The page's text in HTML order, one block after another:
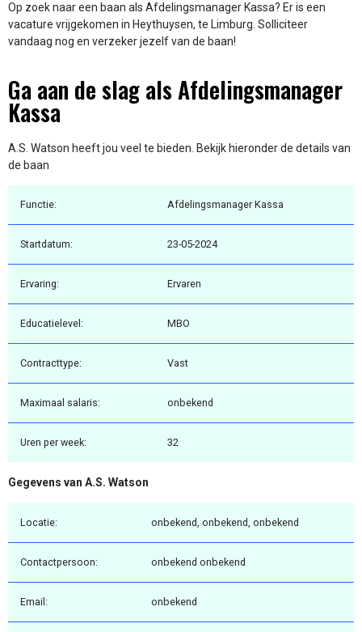
Op zoek naar een baan als Afdelingsmanager Kassa? Er is een
vacature vrijgekomen in Heythuysen, te Limburg. Solliciteer
vandaag nog en verzeker jezelf van de baan!
Ga aan de slag als Afdelingsmanager
Kassa
A.S. Watson heeft jou veel te bieden. Bekijk hieronder de details van
de baan
Functie: Afdelingsmanager Kassa
Startdatum: 23-05-2024
Ervaring: Ervaren
Educatielevel: MBO
Contracttype: Vast
Maximaal salaris: onbekend
Uren per week: 32
Gegevens van A.S. Watson
Locatie: onbekend, onbekend, onbekend
Contactpersoon: onbekend onbekend
Email: onbekend